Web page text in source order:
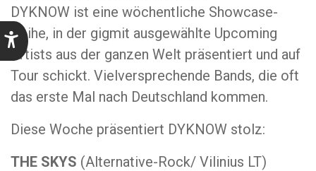
DYKNOW ist eine wöchentliche Showcase-
Reihe, in der gigmit ausgewählte Upcoming
Artists aus der ganzen Welt präsentiert und auf
Tour schickt. Vielversprechende Bands, die oft
das erste Mal nach Deutschland kommen.
Diese Woche präsentiert DYKNOW stolz:
THE SKYS (Alternative-Rock/ Vilinius LT)